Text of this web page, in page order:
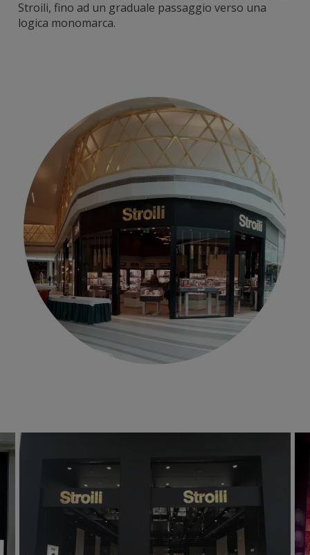
Stroili, fino ad un graduale passaggio verso una
logica monomarca.